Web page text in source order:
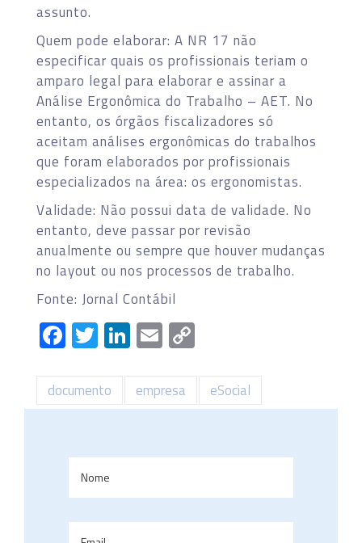
assunto.
Quem pode elaborar: A NR 17 não
especificar quais os profissionais teriam o
amparo legal para elaborar e assinar a
Análise Ergonômica do Trabalho – AET. No
entanto, os órgãos fiscalizadores só
aceitam análises ergonômicas do trabalhos
que foram elaborados por profissionais
especializados na área: os ergonomistas.
Validade: Não possui data de validade. No
entanto, deve passar por revisão
anualmente ou sempre que houver mudanças
no layout ou nos processos de trabalho.
Fonte: Jornal Contábil
Facebook
Twitter
LinkedIn
Email
documento empresa eSocial